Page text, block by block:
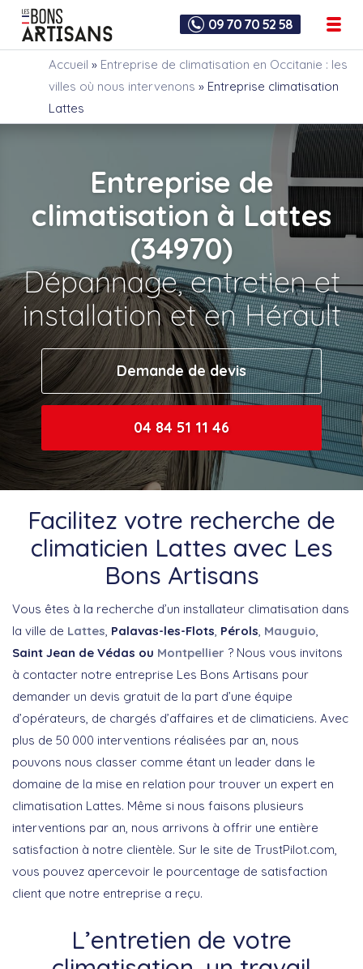
09 70 70 52 58
Accueil » Entreprise de climatisation en Occitanie : les
villes où nous intervenons » Entreprise climatisation
Lattes
Entreprise de
climatisation à Lattes
(34970)
Dépannage, entretien et
installation et en Hérault
Demande de devis
04 84 51 11 46
Facilitez votre recherche de
climaticien Lattes avec Les
Bons Artisans
Vous êtes à la recherche d’un installateur climatisation dans
la ville de Lattes Palavas-les-Flots Pérols Mauguio
Saint Jean de Védas ou Montpellier ? Nous vous invitons
à contacter notre entreprise Les Bons Artisans pour
demander un devis gratuit de la part d’une équipe
d’opérateurs, de chargés d’affaires et de climaticiens. Avec
plus de 50 000 interventions réalisées par an, nous
pouvons nous classer comme étant un leader dans le
domaine de la mise en relation pour trouver un expert en
climatisation Lattes. Même si nous faisons plusieurs
interventions par an, nous arrivons à offrir une entière
satisfaction à notre clientèle. Sur le site de TrustPilot.com,
vous pouvez apercevoir le pourcentage de satisfaction
client que notre entreprise a reçu.
L’entretien de votre